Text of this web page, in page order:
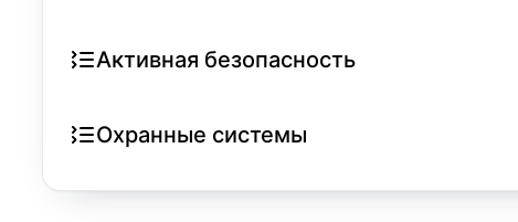
Активная безопасность
Охранные системы